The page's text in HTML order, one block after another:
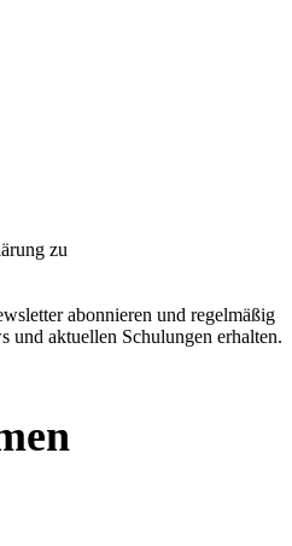
zu
abonnieren und regelmäßig
und aktuellen Schulungen erhalten.